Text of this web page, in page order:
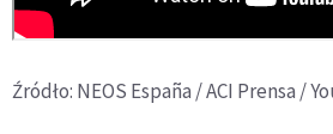
Źródło: NEOS España / ACI Prensa /